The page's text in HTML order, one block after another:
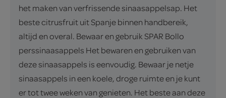
het maken van verfrissende sinaasappelsap. Het
beste citrusfruit uit Spanje binnen handbereik,
altijd en overal. Bewaar en gebruik SPAR Bollo
perssinaasappels Het bewaren en gebruiken van
deze sinaasappels is eenvoudig. Bewaar je netje
sinaasappels in een koele, droge ruimte en je kunt
er tot twee weken van genieten. Het beste aan deze